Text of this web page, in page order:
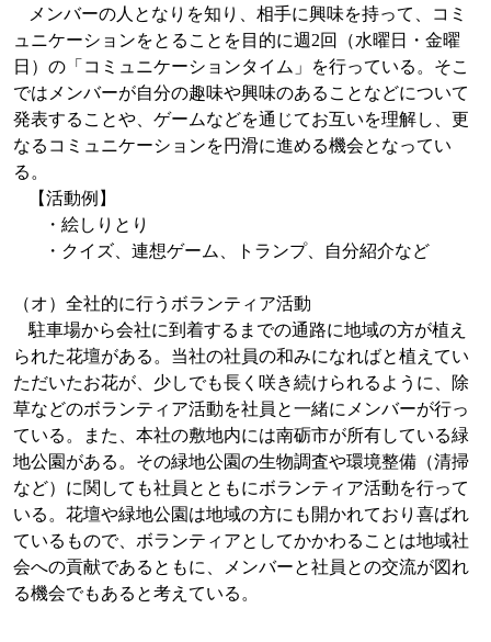
メンバーの人となりを知り、相手に興味を持って、コミ
ュニケーションをとることを目的に週2回（水曜日・金曜
日）の「コミュニケーションタイム」を行っている。そこ
ではメンバーが自分の趣味や興味のあることなどについて
発表することや、ゲームなどを通じてお互いを理解し、更
なるコミュニケーションを円滑に進める機会となってい
る。
【活動例】
・絵しりとり
・クイズ、連想ゲーム、トランプ、自分紹介など
（オ）全社的に行うボランティア活動
駐車場から会社に到着するまでの通路に地域の方が植え
られた花壇がある。当社の社員の和みになればと植えてい
ただいたお花が、少しでも長く咲き続けられるように、除
草などのボランティア活動を社員と一緒にメンバーが行っ
ている。また、本社の敷地内には南砺市が所有している緑
地公園がある。その緑地公園の生物調査や環境整備（清掃
など）に関しても社員とともにボランティア活動を行って
いる。花壇や緑地公園は地域の方にも開かれており喜ばれ
ているもので、ボランティアとしてかかわることは地域社
会への貢献であるともに、メンバーと社員との交流が図れ
る機会でもあると考えている。